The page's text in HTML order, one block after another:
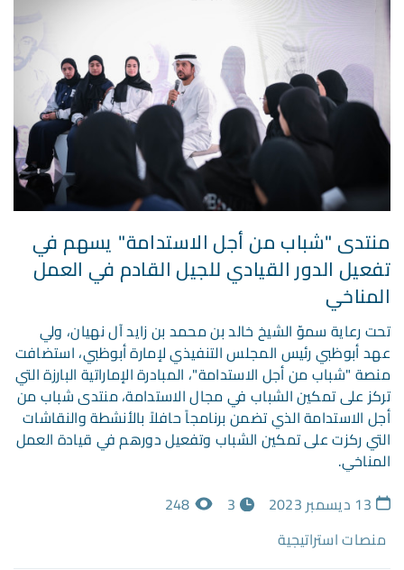
منتدى "شباب من أجل الاستدامة" يسهم في
تفعيل الدور القيادي للجيل القادم في العمل
المناخي
تحت رعاية سموّ الشيخ خالد بن محمد بن زايد آل نهيان، ولي
عهد أبوظبي رئيس المجلس التنفيذي لإمارة أبوظبي، استضافت
منصة "شباب من أجل الاستدامة"، المبادرة الإماراتية البارزة التي
تركز على تمكين الشباب في مجال الاستدامة، منتدى شباب من
أجل الاستدامة الذي تضمن برنامجاً حافلاً بالأنشطة والنقاشات
التي ركزت على تمكين الشباب وتفعيل دورهم في قيادة العمل
المناخي.
13 ديسمبر 2023
3
248
منصات استراتيجية